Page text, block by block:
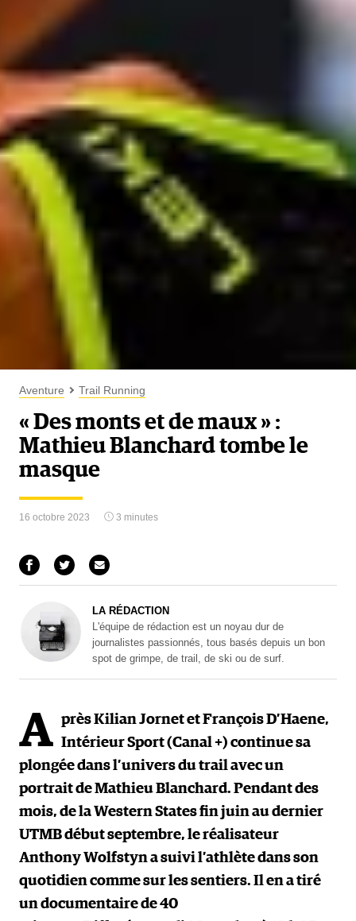
Aventure Trail Running
« Des monts et de maux » :
Mathieu Blanchard tombe le
masque
16 octobre 2023 3 minutes
LA RÉDACTION
L'équipe de rédaction est un noyau dur de
journalistes passionnés, tous basés depuis un bon
spot de grimpe, de trail, de ski ou de surf.
A près Kilian Jornet et François D’Haene,
Intérieur Sport (Canal +) continue sa
plongée dans l’univers du trail avec un
portrait de Mathieu Blanchard. Pendant des
mois, de la Western States fin juin au dernier
UTMB début septembre, le réalisateur
Anthony Wolfstyn a suivi l’athlète dans son
quotidien comme sur les sentiers. Il en a tiré
un documentaire de 40